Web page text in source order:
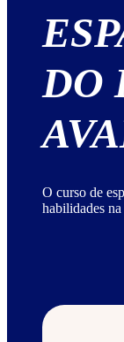
DO
O curso de
habilidades